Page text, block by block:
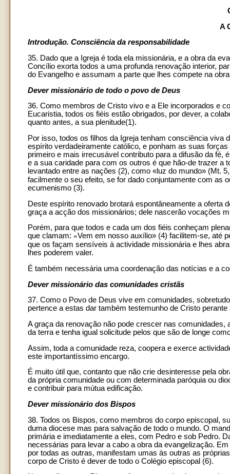
A
Introdução. Consciência da responsabilidade
35. Dado que a Igreja é toda ela missionária, e a obra da
Concílio exorta todos a uma profunda renovação interior,
do Evangelho e assumam a parte que lhes compete na
Dever missionário de todo o povo de Deus
36. Como membros de Cristo vivo e a Ele incorporados e
Eucaristia, todos os fiéis estão obrigados, por dever, a
quanto antes, a sua plenitude(1).
Por isso, todos os filhos da Igreja tenham consciência
espírito verdadeiramente católico, e ponham as suas
primeiro e mais irrecusável contributo para a difusão da
e a sua caridade para com os outros é que hão-de trazer a
levantado entre as nações (2), como «luz do mundo» (Mt.
facilmente o seu efeito, se for dado conjuntamente com as
ecumenismo (3).
Deste espírito renovado brotará espontâneamente a oferta
graça a acção dos missionários; dele nascerão vocações
Porém, para que todos e cada um dos fiéis conheçam
que clamam: «Vem em nosso auxílio» (4) facilitem-se, até
que os façam sensíveis à actividade missionária e lhes
lhes poderem valer.
É também necessária uma coordenação das notícias e a
Dever missionário das comunidades cristãs
37. Como o Povo de Deus vive em comunidades,
pertence a estas dar também testemunho de Cristo perante
A graça da renovação não pode crescer nas
da terra e tenha igual solicitude pelos que são de longe
Assim, toda a comunidade reza, coopera e exerce
este importantíssimo encargo.
É muito útil que, contanto que não crie desinteresse pela
da própria comunidade ou com determinada paróquia ou
e contribuir para mútua edificação.
Dever missionário dos Bispos
38. Todos os Bispos, como membros do corpo episcopal,
duma diocese mas para salvação de todo o mundo. O
primária e imediatamente a eles, com Pedro e sob Pedro.
necessárias para levar a cabo a obra da evangelização.
por todas as outras, manifestam umas às outras as
corpo de Cristo é dever de todo o Colégio episcopal (6).